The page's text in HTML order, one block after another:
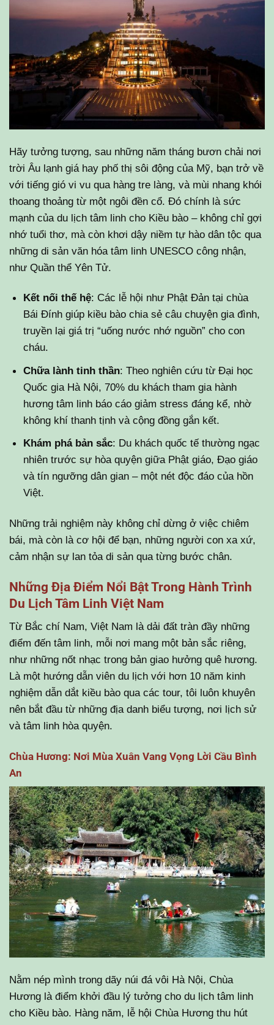
Hãy tưởng tượng, sau những năm tháng bươn chải nơi
trời Âu lạnh giá hay phố thị sôi động của Mỹ, bạn trở về
với tiếng gió vi vu qua hàng tre làng, và mùi nhang khói
thoang thoảng từ một ngôi đền cổ. Đó chính là sức
mạnh của du lịch tâm linh cho Kiều bào – không chỉ gợi
nhớ tuổi thơ, mà còn khơi dậy niềm tự hào dân tộc qua
những di sản văn hóa tâm linh UNESCO công nhận,
như Quần thể Yên Tử.
Kết nối thế hệ: Các lễ hội như Phật Đản tại chùa
Bái Đính giúp kiều bào chia sẻ câu chuyện gia đình,
truyền lại giá trị “uống nước nhớ nguồn” cho con
cháu.
Chữa lành tinh thần: Theo nghiên cứu từ Đại học
Quốc gia Hà Nội, 70% du khách tham gia hành
hương tâm linh báo cáo giảm stress đáng kể, nhờ
không khí thanh tịnh và cộng đồng gắn kết.
Khám phá bản sắc: Du khách quốc tế thường ngạc
nhiên trước sự hòa quyện giữa Phật giáo, Đạo giáo
và tín ngưỡng dân gian – một nét độc đáo của hồn
Việt.
Những trải nghiệm này không chỉ dừng ở việc chiêm
bái, mà còn là cơ hội để bạn, những người con xa xứ,
cảm nhận sự lan tỏa di sản qua từng bước chân.
Những Địa Điểm Nổi Bật Trong Hành Trình
Du Lịch Tâm Linh Việt Nam
Từ Bắc chí Nam, Việt Nam là dải đất tràn đầy những
điểm đến tâm linh, mỗi nơi mang một bản sắc riêng,
như những nốt nhạc trong bản giao hưởng quê hương.
Là một hướng dẫn viên du lịch với hơn 10 năm kinh
nghiệm dẫn dắt kiều bào qua các tour, tôi luôn khuyên
nên bắt đầu từ những địa danh biểu tượng, nơi lịch sử
và tâm linh hòa quyện.
Chùa Hương: Nơi Mùa Xuân Vang Vọng Lời Cầu Bình
An
Nằm nép mình trong dãy núi đá vôi Hà Nội, Chùa
Hương là điểm khởi đầu lý tưởng cho du lịch tâm linh
cho Kiều bào. Hàng năm, lễ hội Chùa Hương thu hút